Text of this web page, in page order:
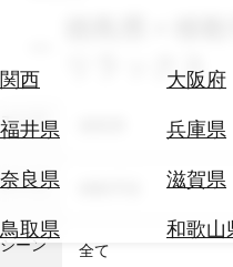
関西 大阪府
福井県
兵庫県
奈良県
滋賀県
鳥取県
和歌山
券
テ
を
徳島県 × 移
リラックス
エリア
テーマ
シーン 全て